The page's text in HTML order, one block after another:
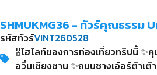
SHMUKMG36 - ทัวร์คุณธรรม
รหัสทัวร์VINT260528
🎖️ไฮไลท์ของการท่องเที่ยวทริปนี้ ✨คุน